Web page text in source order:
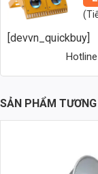
[devvn_quickbuy]
Hotline
SẢN PHẨM